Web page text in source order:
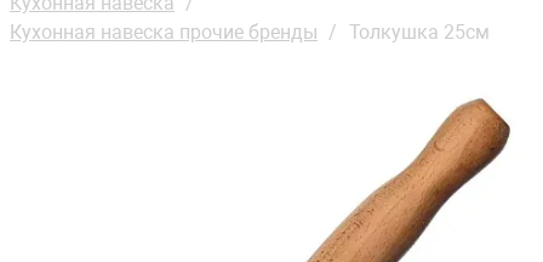
Кухонная навеска прочие бренды
Толкушка 25см